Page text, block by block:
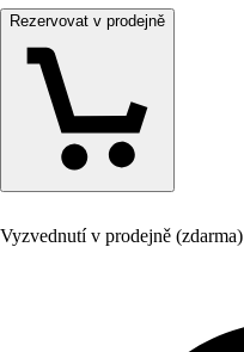
Rezervovat v prodejně
Vyzvednutí v prodejně (zdarma)